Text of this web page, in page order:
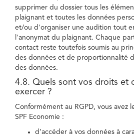
supprimer du dossier tous les
plaignant et toutes les données
et/ou d'organiser une audition tout
l'anonymat du plaignant. Chaque
contact reste toutefois soumis au
des données et de proportionnalité
des données.
4.8. Quels sont vos droits et
exercer ?
Conformément au RGPD, vous avez
SPF Economie :
d’accéder à vos données à